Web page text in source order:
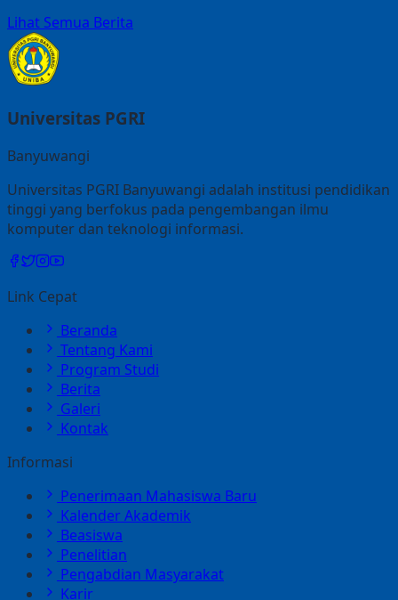
Lihat Semua Berita
Universitas PGRI
Banyuwangi
Universitas PGRI Banyuwangi adalah institusi pendidikan
tinggi yang berfokus pada pengembangan ilmu
komputer dan teknologi informasi.
Link Cepat
Beranda
Tentang Kami
Program Studi
Berita
Galeri
Kontak
Informasi
Penerimaan Mahasiswa Baru
Kalender Akademik
Beasiswa
Penelitian
Pengabdian Masyarakat
Karir